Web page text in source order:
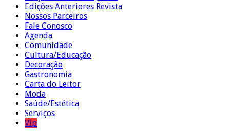
Edições Anteriores Revista
Nossos Parceiros
Fale Conosco
Agenda
Comunidade
Cultura/Educação
Decoração
Gastronomia
Carta do Leitor
Moda
Saúde/Estética
Serviços
Vip